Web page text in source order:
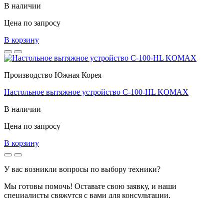
В наличии
Цена по запросу
В корзину
Производство Южная Корея
Настольное вытяжное устройство C-100-HL KOMAX
В наличии
Цена по запросу
В корзину
У вас возникли вопросы по выбору техники?
Мы готовы помочь! Оставьте свою заявку, и наши
специалисты свяжутся с вами для консультации.